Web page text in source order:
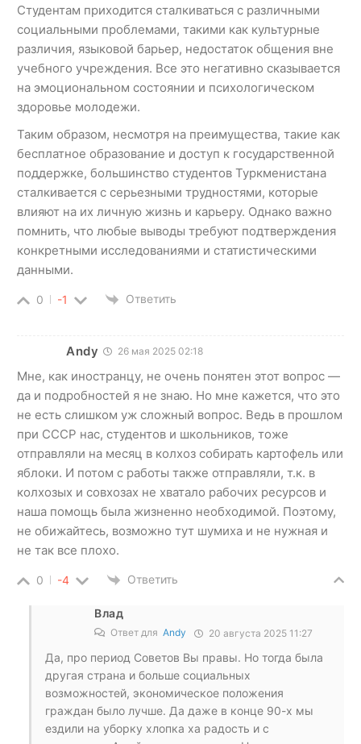
Студентам приходится сталкиваться с различными
социальными проблемами, такими как культурные
различия, языковой барьер, недостаток общения вне
учебного учреждения. Все это негативно сказывается
на эмоциональном состоянии и психологическом
здоровье молодежи.
Таким образом, несмотря на преимущества, такие как
бесплатное образование и доступ к государственной
поддержке, большинство студентов Туркменистана
сталкивается с серьезными трудностями, которые
влияют на их личную жизнь и карьеру. Однако важно
помнить, что любые выводы требуют подтверждения
конкретными исследованиями и статистическими
данными.
0 -1 Ответить
Andy 26 мая 2025 02:18
Мне, как иностранцу, не очень понятен этот вопрос —
да и подробностей я не знаю. Но мне кажется, что это
не есть слишком уж сложный вопрос. Ведь в прошлом
при СССР нас, студентов и школьников, тоже
отправляли на месяц в колхоз собирать картофель или
яблоки. И потом с работы также отправляли, т.к. в
колхозых и совхозах не хватало рабочих ресурсов и
наша помощь была жизненно необходимой. Поэтому,
не обижайтесь, возможно тут шумиха и не нужная и
не так все плохо.
0 -4 Ответить
Влад
Ответ для Andy 20 августа 2025 11:27
Да, про период Советов Вы правы. Но тогда была
другая страна и больше социальных
возможностей, экономическое положения
граждан было лучше. Да даже в конце 90-х мы
ездили на уборку хлопка ха радость и с